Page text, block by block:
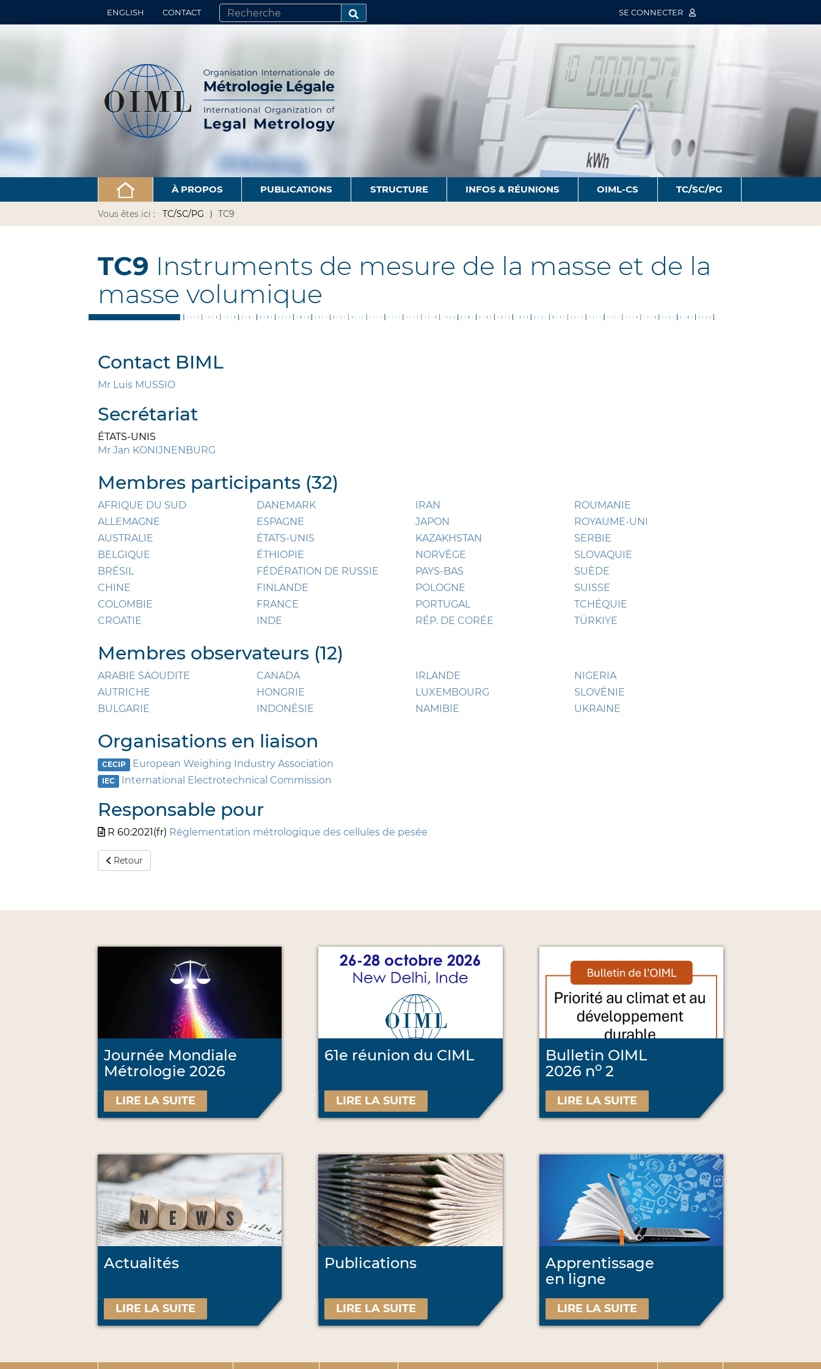
ENGLISH CONTACT
CHERCHER PAR
RECHERCHE AVANCÉE…
SE CONNECTER
À PROPOS PUBLICATIONS STRUCTURE INFOS & RÉUNIONS OIML-CS TC/SC/PG
Vous êtes ici : TC/SC/PG TC9
TC9 Instruments de mesure de la masse et de la
masse volumique
Contact BIML
Mr Luis MUSSIO
Secrétariat
ÉTATS-UNIS
Mr Jan KONIJNENBURG
Membres participants (32)
AFRIQUE DU SUD
ALLEMAGNE
AUSTRALIE
BELGIQUE
BRÉSIL
CHINE
COLOMBIE
CROATIE
DANEMARK
ESPAGNE
ÉTATS-UNIS
ÉTHIOPIE
FÉDÉRATION DE RUSSIE
FINLANDE
FRANCE
INDE
IRAN
JAPON
KAZAKHSTAN
NORVÈGE
PAYS-BAS
POLOGNE
PORTUGAL
RÉP. DE CORÉE
ROUMANIE
ROYAUME-UNI
SERBIE
SLOVAQUIE
SUÈDE
SUISSE
TCHÉQUIE
TÜRKIYE
Membres observateurs (12)
ARABIE SAOUDITE
AUTRICHE
BULGARIE
CANADA
HONGRIE
INDONÉSIE
IRLANDE
LUXEMBOURG
NAMIBIE
NIGERIA
SLOVÉNIE
UKRAINE
Organisations en liaison
CECIP European Weighing Industry Association
IEC International Electrotechnical Commission
Responsable pour
R 60:2021(fr) Réglementation métrologique des cellules de pesée
Retour
Journée Mondiale
Métrologie 2026
LIRE LA SUITE
61e réunion du CIML
LIRE LA SUITE
Bulletin OIML
2026 no2
LIRE LA SUITE
Actualités
LIRE LA SUITE
Publications
LIRE LA SUITE
Apprentissage
en ligne
LIRE LA SUITE